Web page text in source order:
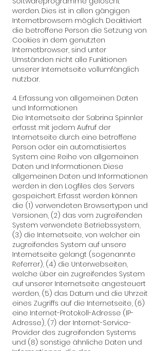
werden. Dies ist in allen gängigen
Internetbrowsern möglich. Deaktiviert
die betroffene Person die Setzung von
Cookies in dem genutzten
Internetbrowser, sind unter
Umständen nicht alle Funktionen
unserer Internetseite vollumfänglich
nutzbar.
4. Erfassung von allgemeinen Daten
und Informationen
Die Internetseite der Sabrina Spinnler
erfasst mit jedem Aufruf der
Internetseite durch eine betroffene
Person oder ein automatisiertes
System eine Reihe von allgemeinen
Daten und Informationen. Diese
allgemeinen Daten und Informationen
werden in den Logfiles des Servers
gespeichert. Erfasst werden können
die (1) verwendeten Browsertypen und
Versionen, (2) das vom zugreifenden
System verwendete Betriebssystem,
(3) die Internetseite, von welcher ein
zugreifendes System auf unsere
Internetseite gelangt (sogenannte
Referrer), (4) die Unterwebseiten,
welche über ein zugreifendes System
auf unserer Internetseite angesteuert
werden, (5) das Datum und die Uhrzeit
eines Zugriffs auf die Internetseite, (6)
eine Internet-Protokoll-Adresse (IP-
Adresse), (7) der Internet-Service-
Provider des zugreifenden Systems
und (8) sonstige ähnliche Daten und